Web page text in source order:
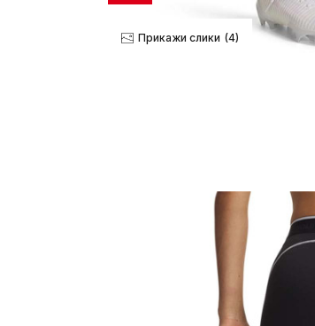
Прикажи слики (4)